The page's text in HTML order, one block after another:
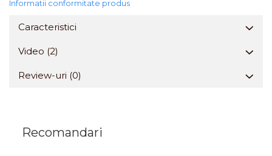
Informatii conformitate produs
Caracteristici
Video (2)
Review-uri (0)
Recomandari